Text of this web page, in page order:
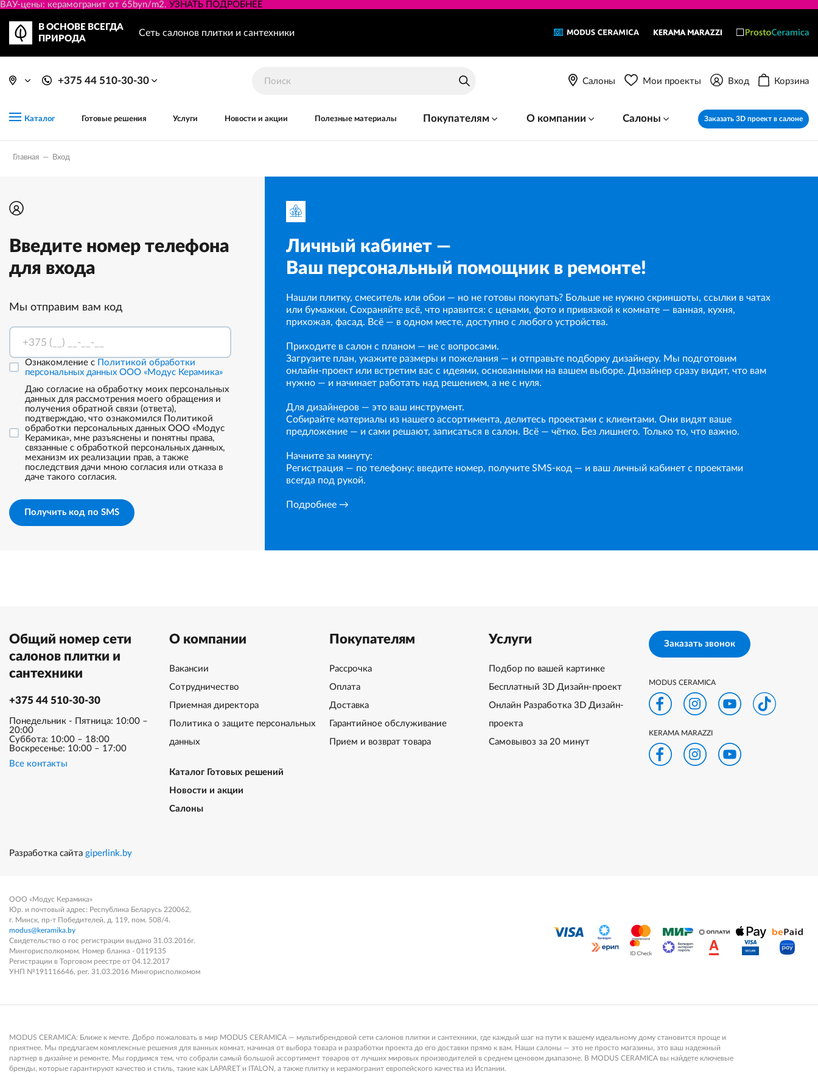
ВАУ-цены: керамогранит от 65byn/m2. УЗНАТЬ ПОДРОБНЕЕ
В ОСНОВЕ ВСЕГДА
ПРИРОДА
Сеть салонов плитки и сантехники
+375 44 510-30-30 Салоны Мои проекты Вход Корзина
Каталог Готовые решения Услуги Новости и акции Полезные материалы Покупателям О компании Салоны Заказать 3D проект в салоне
Главная — Вход
Введите номер телефона
для входа
Мы отправим вам код
Ознакомление с Политикой обработки
персональных данных ООО «Модус Керамика»
Даю согласие на обработку моих персональных
данных для рассмотрения моего обращения и
получения обратной связи (ответа),
подтверждаю, что ознакомился Политикой
обработки персональных данных ООО «Модус
Керамика», мне разъяснены и понятны права,
связанные с обработкой персональных данных,
механизм их реализации прав, а также
последствия дачи мною согласия или отказа в
даче такого согласия.
Получить код по SMS
Личный кабинет —
Ваш персональный помощник в ремонте!
Нашли плитку, смеситель или обои — но не готовы покупать? Больше не нужно скриншоты, ссылки в чатах
или бумажки. Сохраняйте всё, что нравится: с ценами, фото и привязкой к комнате — ванная, кухня,
прихожая, фасад. Всё — в одном месте, доступно с любого устройства.
Приходите в салон с планом — не с вопросами.
Загрузите план, укажите размеры и пожелания — и отправьте подборку дизайнеру. Мы подготовим
онлайн-проект или встретим вас с идеями, основанными на вашем выборе. Дизайнер сразу видит, что вам
нужно — и начинает работать над решением, а не с нуля.
Для дизайнеров — это ваш инструмент.
Собирайте материалы из нашего ассортимента, делитесь проектами с клиентами. Они видят ваше
предложение — и сами решают, записаться в салон. Всё — чётко. Без лишнего. Только то, что важно.
Начните за минуту:
Регистрация — по телефону: введите номер, получите SMS-код — и ваш личный кабинет с проектами
всегда под рукой.
Подробнее →
Общий номер сети
салонов плитки и
сантехники
+375 44 510-30-30
Понедельник - Пятница: 10:00 –
20:00
Суббота: 10:00 – 18:00
Воскресенье: 10:00 – 17:00
Все контакты
О компании
Вакансии
Сотрудничество
Приемная директора
Политика о защите персональных
данных
Каталог Готовых решений
Новости и акции
Салоны
Покупателям
Рассрочка
Оплата
Доставка
Гарантийное обслуживание
Прием и возврат товара
Услуги
Подбор по вашей картинке
Бесплатный 3D Дизайн-проект
Онлайн Разработка 3D Дизайн-
проекта
Самовывоз за 20 минут
Заказать звонок
MODUS CERAMICA
KERAMA MARAZZI
Разработка сайта giperlink.by
ООО «Модус Керамика»
Юр. и почтовый адрес: Республика Беларусь 220062,
г. Минск, пр-т Победителей, д. 119, пом. 508/4.
modus@keramika.by
Свидетельство о гос регистрации выдано 31.03.2016г.
Мингорисполкомом. Номер бланка - 0119135
Регистрации в Торговом реестре от 04.12.2017
УНП №191116646, рег. 31.03.2016 Мингорисполкомом
MODUS CERAMICA: Ближе к мечте. Добро пожаловать в мир MODUS CERAMICA — мультибрендовой сети салонов плитки и сантехники, где каждый шаг на пути к вашему идеальному дому становится проще и
приятнее. Мы предлагаем комплексные решения для ванных комнат, начиная от выбора товара и разработки проекта до его доставки прямо к вам. Наши салоны — это не просто магазины, это ваш надежный
партнер в дизайне и ремонте. Мы гордимся тем, что собрали самый большой ассортимент товаров от лучших мировых производителей в среднем ценовом диапазоне. В MODUS CERAMICA вы найдете ключевые
бренды, которые гарантируют качество и стиль, такие как LAPARET и ITALON, а также плитку и керамогранит европейского качества из Испании.